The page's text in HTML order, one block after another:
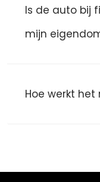
Is de auto bij
mijn
Hoe werkt